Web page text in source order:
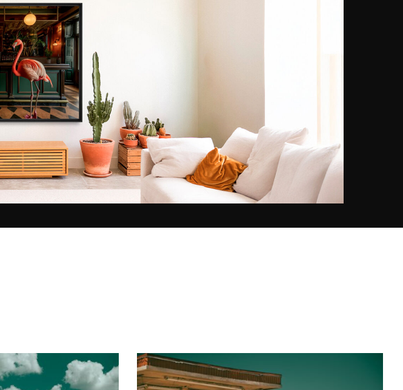
chiamarli. Entrare nel suo mondo è
un po' come viaggiare nel tempo, e
poiché Olivier è anche assistente
di volo in una compagnia aerea,
basta una sola frase: “Benvenuto a